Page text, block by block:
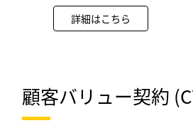
詳細はこちら
顧客バリュー契約